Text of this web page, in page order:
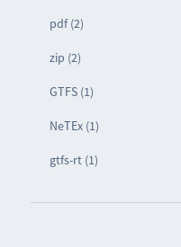
pdf (2)
zip (2)
GTFS (1)
NeTEx (1)
gtfs-rt (1)